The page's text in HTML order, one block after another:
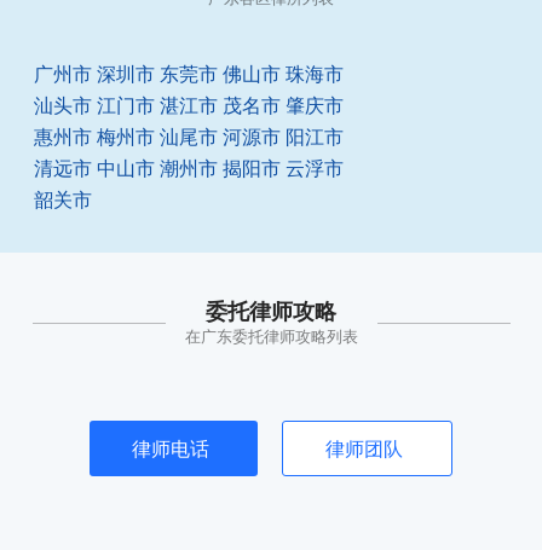
广州市 深圳市 东莞市 佛山市 珠海市
汕头市 江门市 湛江市 茂名市 肇庆市
惠州市 梅州市 汕尾市 河源市 阳江市
清远市 中山市 潮州市 揭阳市 云浮市
韶关市
委托律师攻略
在广东委托律师攻略列表
律师电话 律师团队